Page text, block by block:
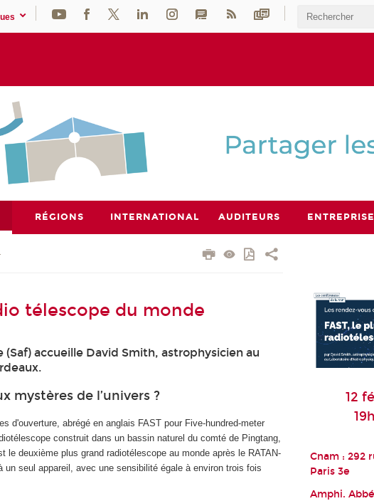
RÉGIONS INTERNATIONAL AUDITEURS
télescope du monde
accueille David Smith, astrophysicien au
mystères de l’univers ?
d'ouverture, abrégé en anglais FAST pour Five-hundred-meter
construit dans un bassin naturel du comté de Pingtang,
le deuxième plus grand radiotélescope au monde après le RATAN-
seul appareil, avec une sensibilité égale à environ trois fois
12
Cnam : 292
Paris 3e
Amphi.